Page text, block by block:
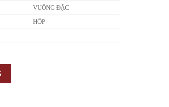
VUÔNG ĐẶC
HỘP